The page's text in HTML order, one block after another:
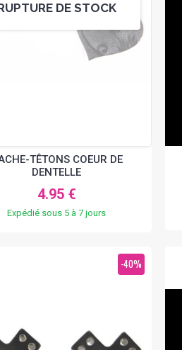
DE STOCK
TÊTONS COEUR DE
DENTELLE
4.95 €
Expédié sous 5 à 7 jours
-40%